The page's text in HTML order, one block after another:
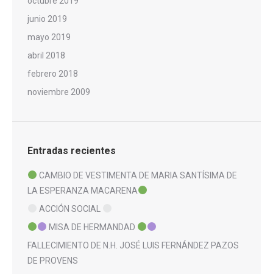
junio 2019
mayo 2019
abril 2018
febrero 2018
noviembre 2009
Entradas recientes
CAMBIO DE VESTIMENTA DE MARIA SANTÍSIMA DE
LA ESPERANZA MACARENA
ACCIÓN SOCIAL
MISA DE HERMANDAD
FALLECIMIENTO DE N.H. JOSÉ LUIS FERNÁNDEZ PAZOS
DE PROVENS